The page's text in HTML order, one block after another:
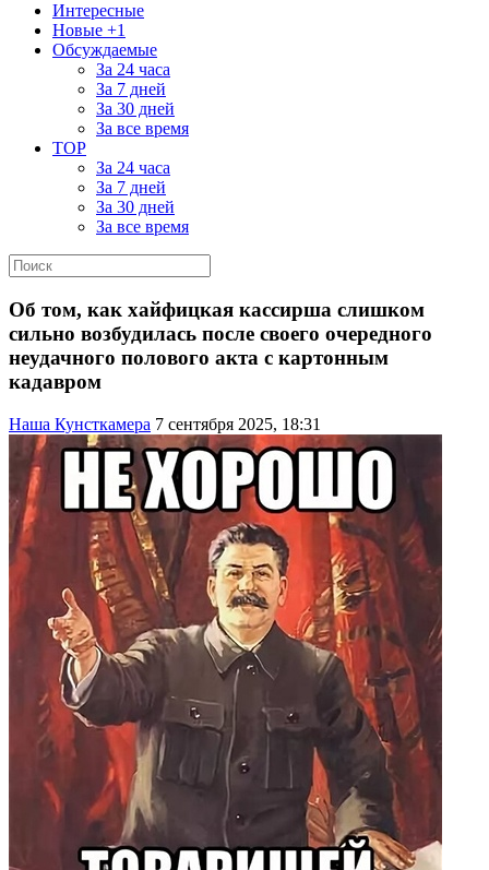
Интересные
Новые +1
Обсуждаемые
За 24 часа
За 7 дней
За 30 дней
За все время
TOP
За 24 часа
За 7 дней
За 30 дней
За все время
Об том, как хайфицкая кассирша слишком
сильно возбудилась после своего очередного
неудачного полового акта с картонным
кадавром
Наша Кунсткамера 7 сентября 2025, 18:31